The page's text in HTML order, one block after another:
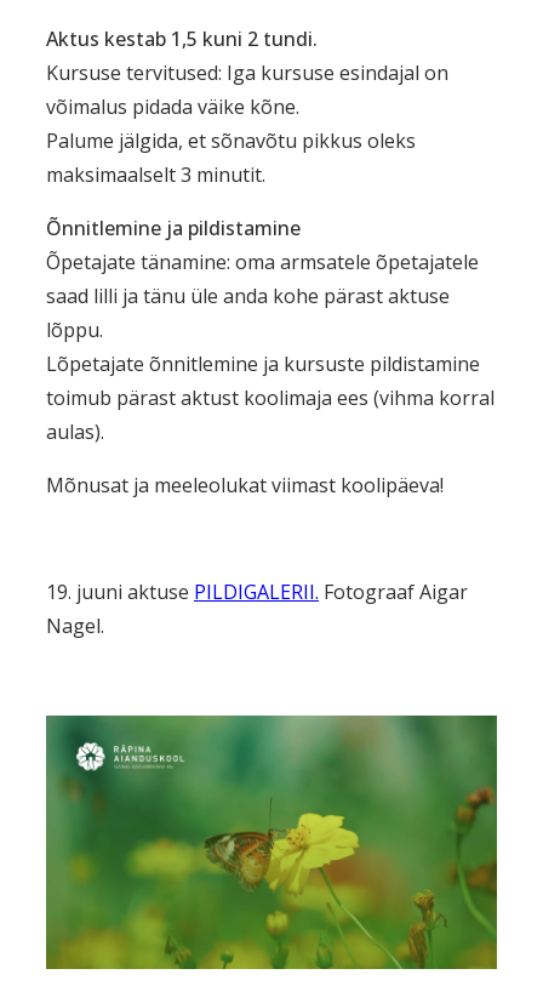
Aktus kestab 1,5 kuni 2 tundi.
Kursuse tervitused: Iga kursuse esindajal on
võimalus pidada väike kõne.
Palume jälgida, et sõnavõtu pikkus oleks
maksimaalselt 3 minutit.
Õnnitlemine ja pildistamine
Õpetajate tänamine: oma armsatele õpetajatele
saad lilli ja tänu üle anda kohe pärast aktuse
lõppu.
Lõpetajate õnnitlemine ja kursuste pildistamine
toimub pärast aktust koolimaja ees (vihma korral
aulas).
Mõnusat ja meeleolukat viimast koolipäeva!
19. juuni aktuse PILDIGALERII. Fotograaf Aigar
Nagel.